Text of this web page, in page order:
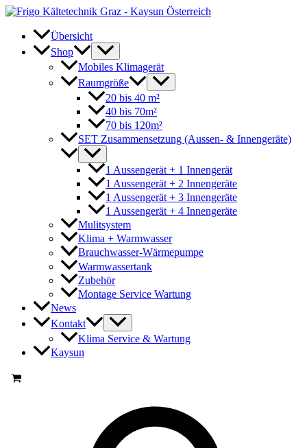
Zum
springen
Übersicht
Shop
Mobiles Klimagerät
Raumgröße
20 bis 40 m²
40 bis 70m²
70 bis 120m²
SET Zusammensetzung (Aussen- & Innengeräte)
1 Aussengerät + 1 Innengerät
1 Aussengerät + 2 Innengeräte
1 Aussengerät + 3 Innengeräte
1 Aussengerät + 4 Innengeräte
Mulitsystem
Klima + Warmwasser
Brauchwasser-Wärmepumpe
Warmwassertank
Zubehör
Montage Service Wartung
News
Kontakt
Klima Service & Wartung
Kaysun